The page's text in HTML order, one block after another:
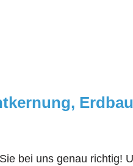
bei uns genau richtig!